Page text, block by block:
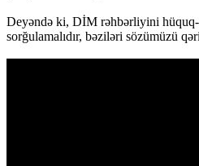
Deyəndə ki, DİM rəhbərliyini hüquq-
sorğulamalıdır, bəziləri sözümüzü